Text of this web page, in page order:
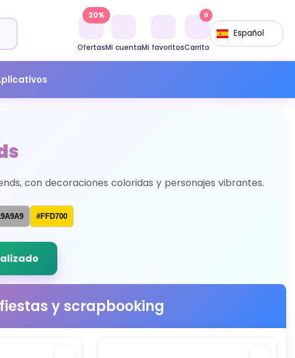
Ofertas
20%
Mi cuentaMi favoritosCarrito
0
Español
con decoraciones coloridas y personajes vibrantes.
#FFD700
y scrapbooking